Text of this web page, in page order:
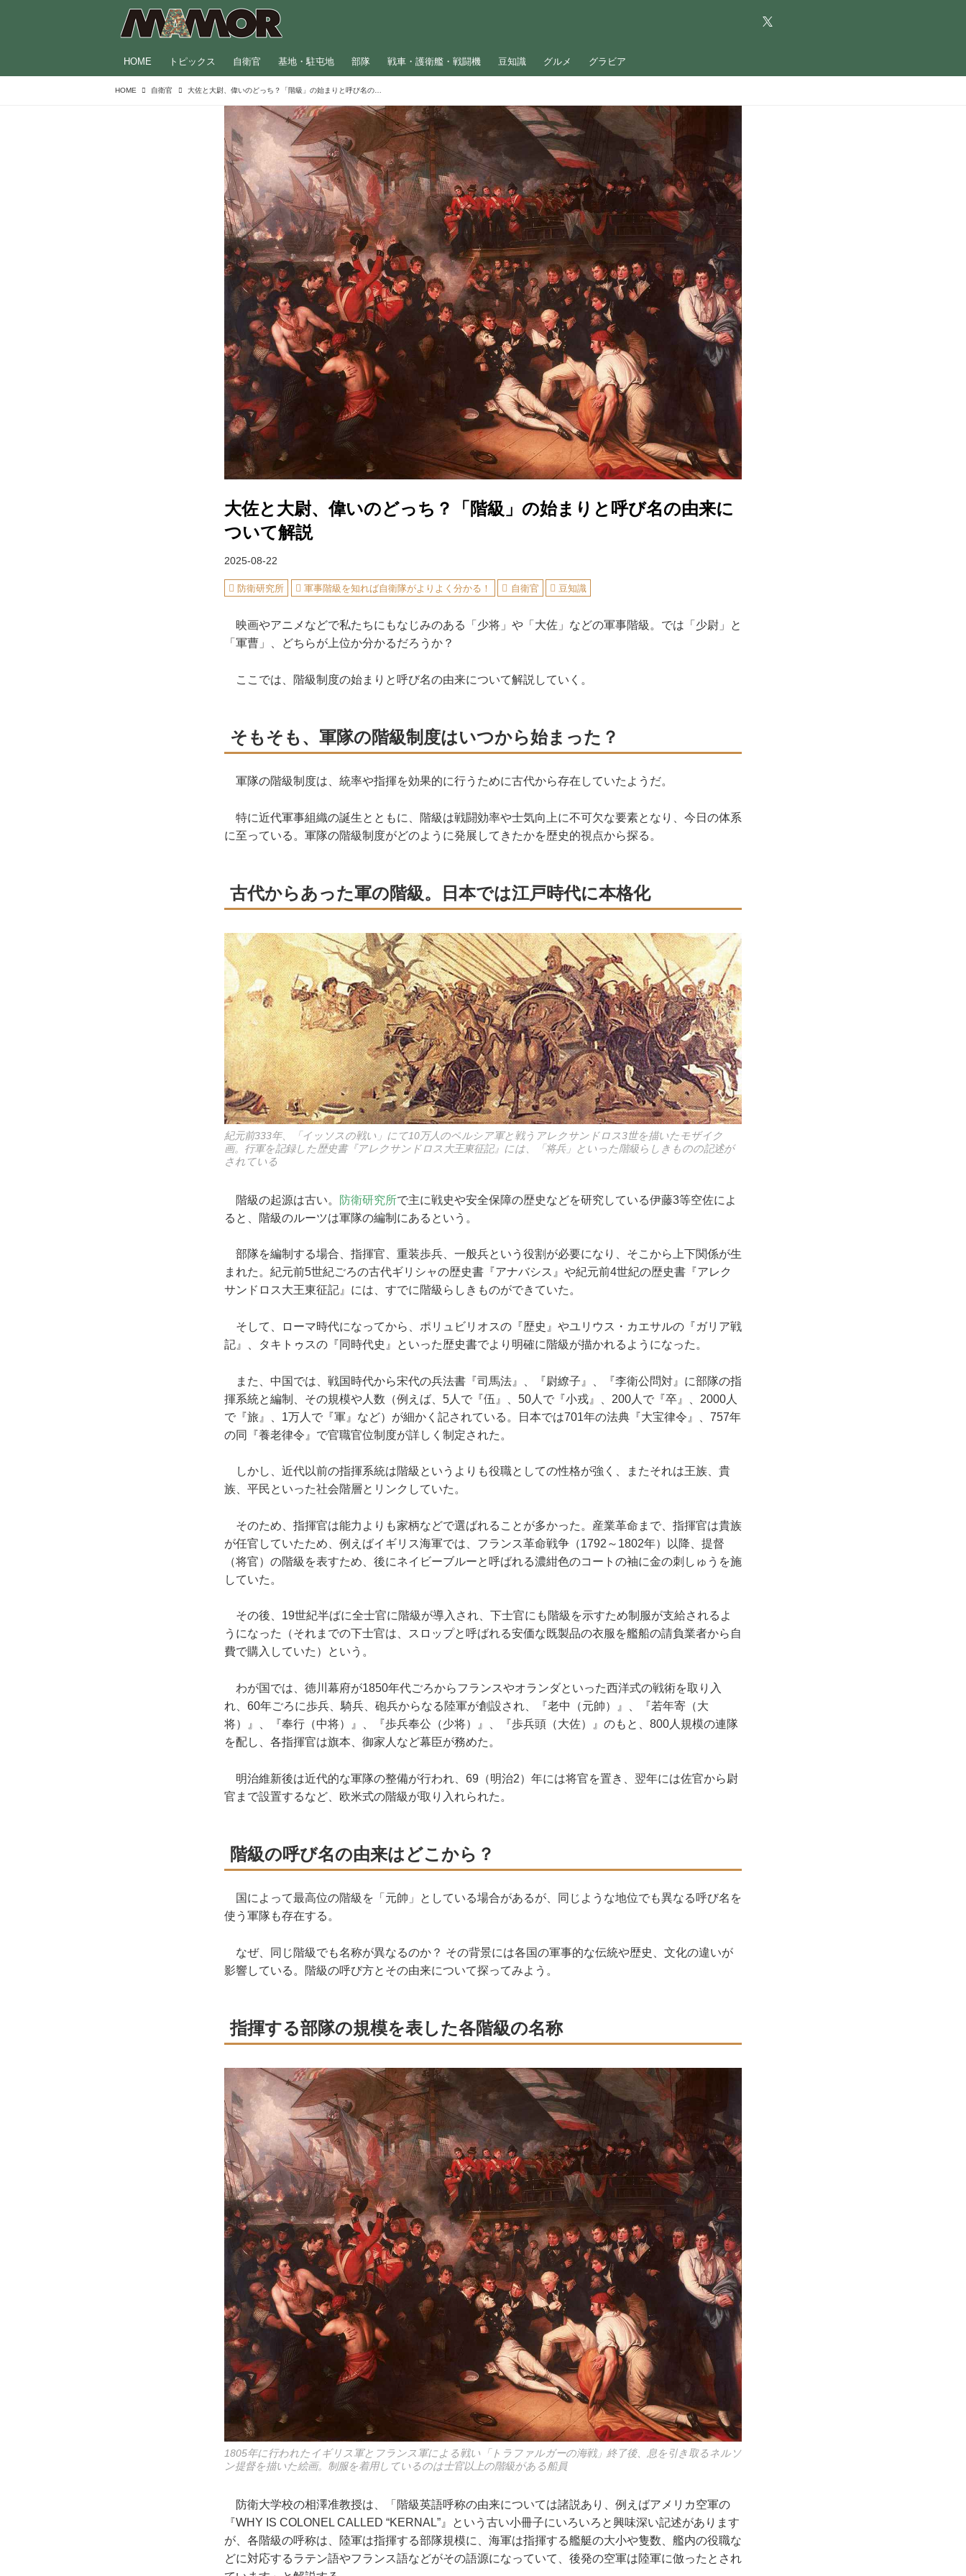
HOME トピックス 自衛官 基地・駐屯地 部隊 戦車・護衛艦・戦闘機 豆知識 グルメ グラビア
HOME 自衛官 大佐と大尉、偉いのどっち？「階級」の始まりと呼び名の由来について解説
大佐と大尉、偉いのどっち？「階級」の始まりと呼び名の由来に
ついて解説
2025-08-22
防衛研究所 軍事階級を知れば自衛隊がよりよく分かる！ 自衛官 豆知識
映画やアニメなどで私たちにもなじみのある「少将」や「大佐」などの軍事階級。では「少尉」と
「軍曹」、どちらが上位か分かるだろうか？
ここでは、階級制度の始まりと呼び名の由来について解説していく。
そもそも、軍隊の階級制度はいつから始まった？
軍隊の階級制度は、統率や指揮を効果的に行うために古代から存在していたようだ。
特に近代軍事組織の誕生とともに、階級は戦闘効率や士気向上に不可欠な要素となり、今日の体系
に至っている。軍隊の階級制度がどのように発展してきたかを歴史的視点から探る。
古代からあった軍の階級。日本では江戸時代に本格化
紀元前333年、「イッソスの戦い」にて10万人のペルシア軍と戦うアレクサンドロス3世を描いたモザイク
画。行軍を記録した歴史書『アレクサンドロス大王東征記』には、「将兵」といった階級らしきものの記述が
されている
階級の起源は古い。 防衛研究所で主に戦史や安全保障の歴史などを研究している伊藤3等空佐によ
ると、階級のルーツは軍隊の編制にあるという。
部隊を編制する場合、指揮官、重装歩兵、一般兵という役割が必要になり、そこから上下関係が生
まれた。紀元前5世紀ごろの古代ギリシャの歴史書『アナバシス』や紀元前4世紀の歴史書『アレク
サンドロス大王東征記』には、すでに階級らしきものができていた。
そして、ローマ時代になってから、ポリュビリオスの『歴史』やユリウス・カエサルの『ガリア戦
記』、タキトゥスの『同時代史』といった歴史書でより明確に階級が描かれるようになった。
また、中国では、戦国時代から宋代の兵法書『司馬法』、『尉繚子』、『李衛公問対』に部隊の指
揮系統と編制、その規模や人数（例えば、5人で『伍』、50人で『小戎』、200人で『卒』、2000人
で『旅』、1万人で『軍』など）が細かく記されている。日本では701年の法典『大宝律令』、757年
の同『養老律令』で官職官位制度が詳しく制定された。
しかし、近代以前の指揮系統は階級というよりも役職としての性格が強く、またそれは王族、貴
族、平民といった社会階層とリンクしていた。
そのため、指揮官は能力よりも家柄などで選ばれることが多かった。産業革命まで、指揮官は貴族
が任官していたため、例えばイギリス海軍では、フランス革命戦争（1792～1802年）以降、提督
（将官）の階級を表すため、後にネイビーブルーと呼ばれる濃紺色のコートの袖に金の刺しゅうを施
していた。
その後、19世紀半ばに全士官に階級が導入され、下士官にも階級を示すため制服が支給されるよ
うになった（それまでの下士官は、スロップと呼ばれる安価な既製品の衣服を艦船の請負業者から自
費で購入していた）という。
わが国では、徳川幕府が1850年代ごろからフランスやオランダといった西洋式の戦術を取り入
れ、60年ごろに歩兵、騎兵、砲兵からなる陸軍が創設され、『老中（元帥）』、『若年寄（大
将）』、『奉行（中将）』、『歩兵奉公（少将）』、『歩兵頭（大佐）』のもと、800人規模の連隊
を配し、各指揮官は旗本、御家人など幕臣が務めた。
明治維新後は近代的な軍隊の整備が行われ、69（明治2）年には将官を置き、翌年には佐官から尉
官まで設置するなど、欧米式の階級が取り入れられた。
階級の呼び名の由来はどこから？
国によって最高位の階級を「元帥」としている場合があるが、同じような地位でも異なる呼び名を
使う軍隊も存在する。
なぜ、同じ階級でも名称が異なるのか？ その背景には各国の軍事的な伝統や歴史、文化の違いが
影響している。階級の呼び方とその由来について探ってみよう。
指揮する部隊の規模を表した各階級の名称
1805年に行われたイギリス軍とフランス軍による戦い「トラファルガーの海戦」終了後、息を引き取るネルソ
ン提督を描いた絵画。制服を着用しているのは士官以上の階級がある船員
防衛大学校の相澤准教授は、「階級英語呼称の由来については諸説あり、例えばアメリカ空軍の
『WHY IS COLONEL CALLED “KERNAL”』という古い小冊子にいろいろと興味深い記述があります
が、各階級の呼称は、陸軍は指揮する部隊規模に、海軍は指揮する艦艇の大小や隻数、艦内の役職な
どに対応するラテン語やフランス語などがその語源になっていて、後発の空軍は陸軍に倣ったとされ